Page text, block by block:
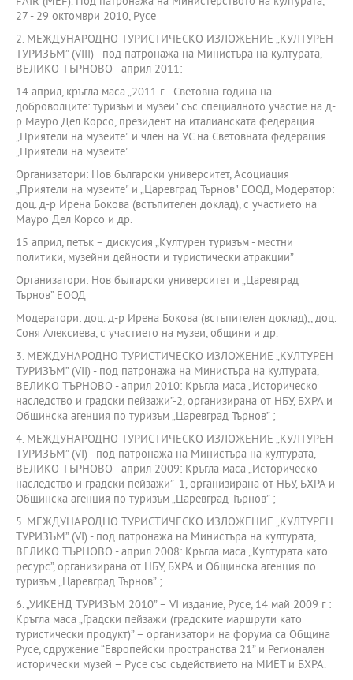
27 - 29 октомври 2010, Русе
2. МЕЖДУНАРОДНО ТУРИСТИЧЕСКО ИЗЛОЖЕНИЕ „КУЛТУРЕН
ТУРИЗЪМ” (VIII) - под патронажа на Министъра на културата,
ВЕЛИКО ТЪРНОВО - април 2011:
14 април, кръгла маса „2011 г. - Световна година на
доброволците: туризъм и музеи" със специалното участие на д-
р Мауро Дел Корсо, президент на италианската федерация
„Приятели на музеите" и член на УС на Световната федерация
„Приятели на музеите"
Организатори: Нов български университет, Асоциация
„Приятели на музеите" и „Царевград Търнов" ЕООД, Модератор:
доц. д-р Ирена Бокова (встъпителен доклад), с участието на
Мауро Дел Корсо и др.
15 април, петък – дискусия „Културен туризъм - местни
политики, музейни дейности и туристически атракции”
Организатори: Нов български университет и „Царевград
Търнов” ЕООД
Модератори: доц. д-р Ирена Бокова (встъпителен доклад),, доц.
Соня Алексиева, с участието на музеи, общини и др.
3. МЕЖДУНАРОДНО ТУРИСТИЧЕСКО ИЗЛОЖЕНИЕ „КУЛТУРЕН
ТУРИЗЪМ” (VII) - под патронажа на Министъра на културата,
ВЕЛИКО ТЪРНОВО - април 2010: Кръгла маса „Историческо
наследство и градски пейзажи”-2, организирана от НБУ, БХРА и
Общинска агенция по туризъм „Царевград Търнов” ;
4. МЕЖДУНАРОДНО ТУРИСТИЧЕСКО ИЗЛОЖЕНИЕ „КУЛТУРЕН
ТУРИЗЪМ” (VI) - под патронажа на Министъра на културата,
ВЕЛИКО ТЪРНОВО - април 2009: Кръгла маса „Историческо
наследство и градски пейзажи”- 1, организирана от НБУ, БХРА и
Общинска агенция по туризъм „Царевград Търнов” ;
5. МЕЖДУНАРОДНО ТУРИСТИЧЕСКО ИЗЛОЖЕНИЕ „КУЛТУРЕН
ТУРИЗЪМ” (VI) - под патронажа на Министъра на културата,
ВЕЛИКО ТЪРНОВО - април 2008: Кръгла маса „Културата като
ресурс”, организирана от НБУ, БХРА и Общинска агенция по
туризъм „Царевград Търнов” ;
6. „УИКЕНД ТУРИЗЪМ 2010” – VI издание, Русе, 14 май 2009 г :
Кръгла маса „Градски пейзажи (градските маршрути като
туристически продукт)” – организатори на форума са Община
Русе, сдружение “Европейски пространства 21” и Регионален
исторически музей – Русе със съдействието на МИЕТ и БХРА.